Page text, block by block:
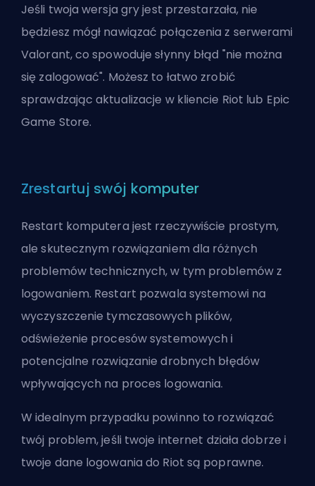
Jeśli twoja wersja gry jest przestarzała, nie
będziesz mógł nawiązać połączenia z serwerami
Valorant, co spowoduje słynny błąd "nie można
się zalogować". Możesz to łatwo zrobić
sprawdzając aktualizacje w kliencie Riot lub Epic
Game Store.
Zrestartuj swój komputer
Restart komputera jest rzeczywiście prostym,
ale skutecznym rozwiązaniem dla różnych
problemów technicznych, w tym problemów z
logowaniem. Restart pozwala systemowi na
wyczyszczenie tymczasowych plików,
odświeżenie procesów systemowych i
potencjalne rozwiązanie drobnych błędów
wpływających na proces logowania.
W idealnym przypadku powinno to rozwiązać
twój problem, jeśli twoje internet działa dobrze i
twoje dane logowania do Riot są poprawne.